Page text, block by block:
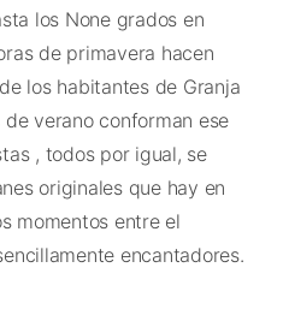
los None grados en
de primavera hacen
los habitantes de Granja
de verano conforman ese
, todos por igual, se
originales que hay en
momentos entre el
encantadores.